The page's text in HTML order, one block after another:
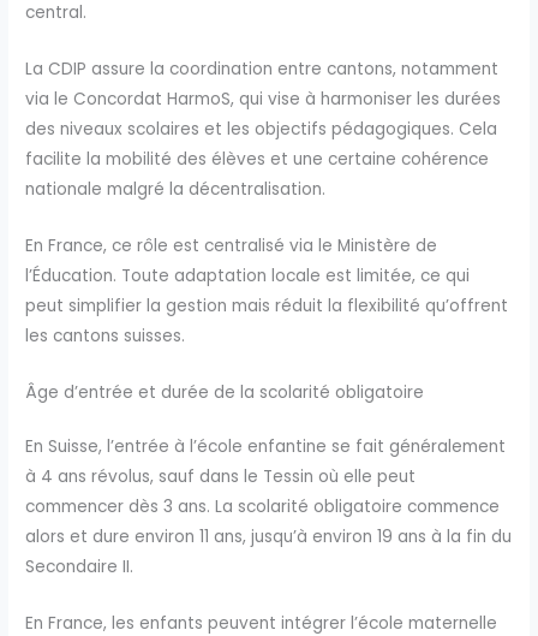
central.
La CDIP assure la coordination entre cantons, notamment
via le Concordat HarmoS, qui vise à harmoniser les durées
des niveaux scolaires et les objectifs pédagogiques. Cela
facilite la mobilité des élèves et une certaine cohérence
nationale malgré la décentralisation.
En France, ce rôle est centralisé via le Ministère de
l’Éducation. Toute adaptation locale est limitée, ce qui
peut simplifier la gestion mais réduit la flexibilité qu’offrent
les cantons suisses.
Âge d’entrée et durée de la scolarité obligatoire
En Suisse, l’entrée à l’école enfantine se fait généralement
à 4 ans révolus, sauf dans le Tessin où elle peut
commencer dès 3 ans. La scolarité obligatoire commence
alors et dure environ 11 ans, jusqu’à environ 19 ans à la fin du
Secondaire II.
En France, les enfants peuvent intégrer l’école maternelle